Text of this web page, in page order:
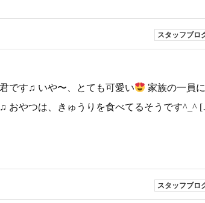
スタッフブロ
です♫ いや〜、とても可愛い
家族の一員
おやつは、きゅうりを食べてるそうです^_^
スタッフブロ